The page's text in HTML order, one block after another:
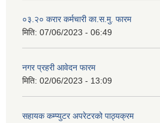
०३.२० करार कर्मचारी का.स.मु. फारम
मिति: 07/06/2023 - 06:49
नगर प्रहरी आवेदन फारम
मिति: 02/06/2023 - 13:09
सहायक कम्प्युटर अपरेटरको पाठ्यक्रम